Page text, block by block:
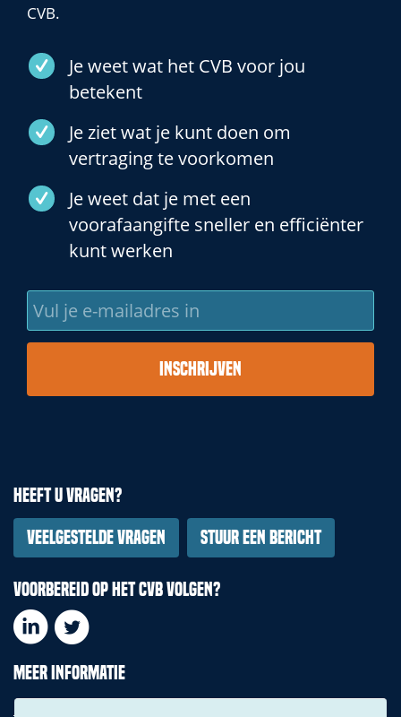
CVB.
Je weet wat het CVB voor jou
betekent
Je ziet wat je kunt doen om
vertraging te voorkomen
Je weet dat je met een
voorafaangifte sneller en efficiënter
kunt werken
Vul
je
e-
Heeft u vragen?
Veelgestelde vragen
Stuur een bericht
Voorbereid op het CVB volgen?
Meer informatie
Downloads